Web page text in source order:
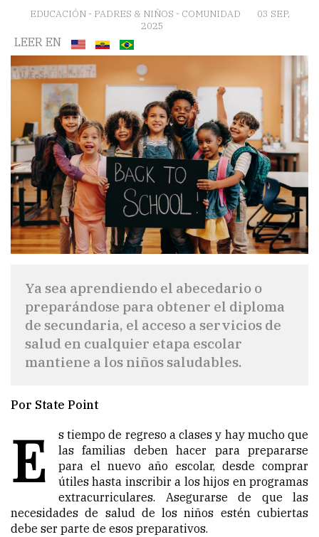
EDUCACIÓN - PADRES & NIÑOS - COMUNIDAD
03 SEP,
2025
LEER EN
Ya sea aprendiendo el abecedario o
preparándose para obtener el diploma
de secundaria, el acceso a servicios de
salud en cualquier etapa escolar
mantiene a los niños saludables.
Por State Point
E
s tiempo de regreso a clases y hay mucho que
las familias deben hacer para prepararse
para el nuevo año escolar, desde comprar
útiles hasta inscribir a los hijos en programas
extracurriculares. Asegurarse de que las
necesidades de salud de los niños estén cubiertas
debe ser parte de esos preparativos.